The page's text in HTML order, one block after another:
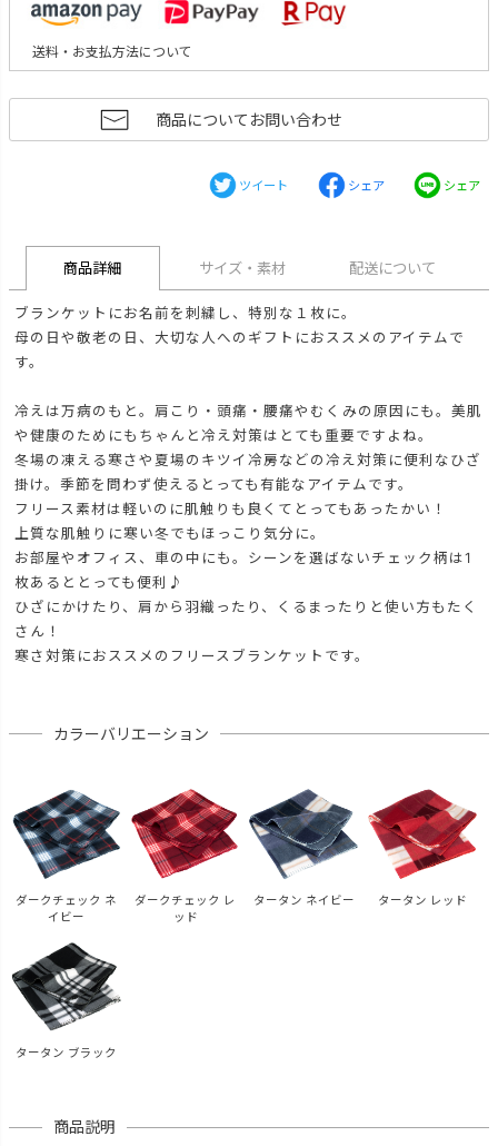
送料・お支払方法について
商品についてお問い合わせ
ツイート シェア シェア
商品詳細 サイズ・素材 配送について
ブランケットにお名前を刺繍し、特別な１枚に。
母の日や敬老の日、大切な人へのギフトにおススメのアイテムで
す。
冷えは万病のもと。肩こり・頭痛・腰痛やむくみの原因にも。美肌
や健康のためにもちゃんと冷え対策はとても重要ですよね。
冬場の凍える寒さや夏場のキツイ冷房などの冷え対策に便利なひざ
掛け。季節を問わず使えるとっても有能なアイテムです。
フリース素材は軽いのに肌触りも良くてとってもあったかい！
上質な肌触りに寒い冬でもほっこり気分に。
お部屋やオフィス、車の中にも。シーンを選ばないチェック柄は1
枚あるととっても便利♪
ひざにかけたり、肩から羽織ったり、くるまったりと使い方もたく
さん！
寒さ対策におススメのフリースブランケットです。
カラーバリエーション
ダークチェック ネ
イビー
ダークチェック レ
ッド
タータン ネイビー タータン レッド
タータン ブラック
商品説明